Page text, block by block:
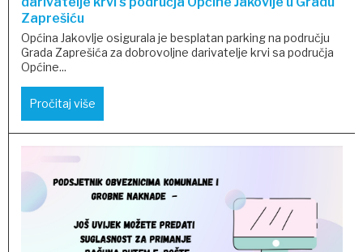
Zaprešiću
Općina Jakovlje osigurala je besplatan parking na području
Grada Zaprešića za dobrovoljne darivatelje krvi sa područja
Općine...
Pročitaj više